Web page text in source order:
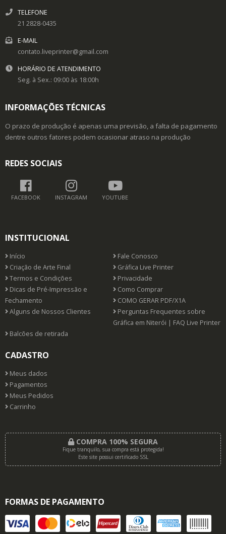
TELEFONE
21 2828-0435
E-MAIL
contato.liveprinter@gmail.com
HORÁRIO DE ATENDIMENTO
Seg. à Sex.: 09:00 às 18:00h
INFORMAÇÕES TÉCNICAS
O prazo de produção é apenas uma previsão, a falta de pagamento
dentre outros fatores podem ocasionar atraso na produção
REDES SOCIAIS
FACEBOOK INSTAGRAM YOUTUBE
INSTITUCIONAL
Início
Fale Conosco
Criação de Arte Final
Gráfica Live Printer
Termos e Condições
Privacidade
Dicas de Pré-Impressão e
Fechamento
Como Comprar
COMO GERAR PDF/X1A
Alguns de Nossos Clientes
Perguntas Frequentes sobre
Gráfica em Niterói | FAQ Live Printer
Balcões de retirada
CADASTRO
Meus dados
Pagamentos
Meus Pedidos
Carrinho
COMPRA 100% SEGURA
Fique tranquilo, sua compra está protegida!
Este site possui certificado SSL
FORMAS DE PAGAMENTO